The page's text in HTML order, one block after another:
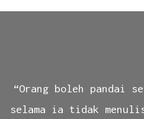
“Orang boleh pandai
selama ia tidak